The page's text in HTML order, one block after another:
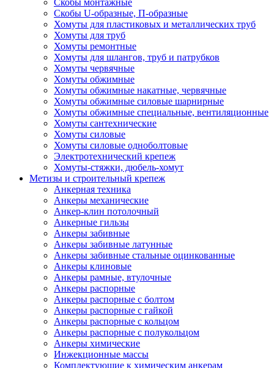
Скобы монтажные
Скобы U-образные, П-образные
Хомуты для пластиковых и металлических труб
Хомуты для труб
Хомуты ремонтные
Хомуты для шлангов, труб и патрубков
Хомуты червячные
Хомуты обжимные
Хомуты обжимные накатные, червячные
Хомуты обжимные силовые шарнирные
Хомуты обжимные специальные, вентиляционные
Хомуты сантехнические
Хомуты силовые
Хомуты силовые одноболтовые
Электротехнический крепеж
Хомуты-стяжки, дюбель-хомут
Метизы и строительный крепеж
Анкерная техника
Анкеры механические
Анкер-клин потолочный
Анкерные гильзы
Анкеры забивные
Анкеры забивные латунные
Анкеры забивные стальные оцинкованные
Анкеры клиновые
Анкеры рамные, втулочные
Анкеры распорные
Анкеры распорные с болтом
Анкеры распорные с гайкой
Анкеры распорные с кольцом
Анкеры распорные с полукольцом
Анкеры химические
Инжекционные массы
Комплектующие к химическим анкерам